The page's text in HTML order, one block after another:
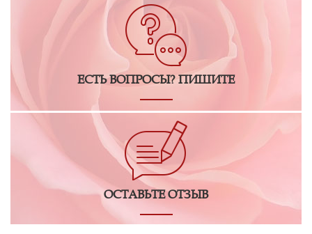
ЕСТЬ ВОПРОСЫ? ПИШИТЕ
ОСТАВЬТЕ ОТЗЫВ